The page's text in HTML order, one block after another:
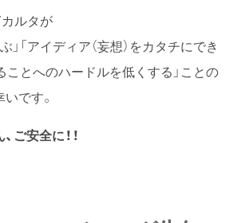
ルタが
」「アイディア（妄想）をカタチにでき
ことへのハードルを低くする」ことの
です。
ご安全に！！